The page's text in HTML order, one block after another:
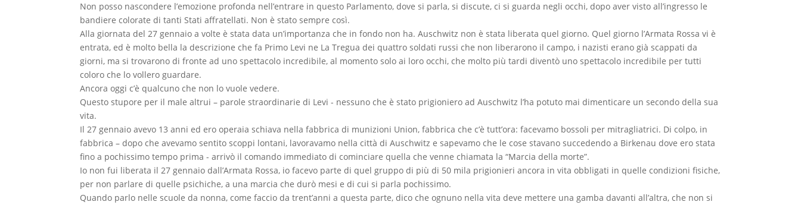
Non posso nascondere l’emozione profonda nell’entrare in questo Parlamento, dove si parla, si discute, ci si guarda negli occhi, dopo aver visto all’ingresso le
bandiere colorate di tanti Stati affratellati. Non è stato sempre così.
Alla giornata del 27 gennaio a volte è stata data un’importanza che in fondo non ha. Auschwitz non è stata liberata quel giorno. Quel giorno l’Armata Rossa vi è
entrata, ed è molto bella la descrizione che fa Primo Levi ne La Tregua dei quattro soldati russi che non liberarono il campo, i nazisti erano già scappati da
giorni, ma si trovarono di fronte ad uno spettacolo incredibile, al momento solo ai loro occhi, che molto più tardi diventò uno spettacolo incredibile per tutti
coloro che lo vollero guardare.
Ancora oggi c’è qualcuno che non lo vuole vedere.
Questo stupore per il male altrui – parole straordinarie di Levi - nessuno che è stato prigioniero ad Auschwitz l’ha potuto mai dimenticare un secondo della sua
vita.
Il 27 gennaio avevo 13 anni ed ero operaia schiava nella fabbrica di munizioni Union, fabbrica che c’è tutt’ora: facevamo bossoli per mitragliatrici. Di colpo, in
fabbrica – dopo che avevamo sentito scoppi lontani, lavoravamo nella città di Auschwitz e sapevamo che le cose stavano succedendo a Birkenau dove ero stata
fino a pochissimo tempo prima - arrivò il comando immediato di cominciare quella che venne chiamata la “Marcia della morte”.
Io non fui liberata il 27 gennaio dall’Armata Rossa, io facevo parte di quel gruppo di più di 50 mila prigionieri ancora in vita obbligati in quelle condizioni fisiche,
per non parlare di quelle psichiche, a una marcia che durò mesi e di cui si parla pochissimo.
Quando parlo nelle scuole da nonna, come faccio da trent’anni a questa parte, dico che ognuno nella vita deve mettere una gamba davanti all’altra, che non si